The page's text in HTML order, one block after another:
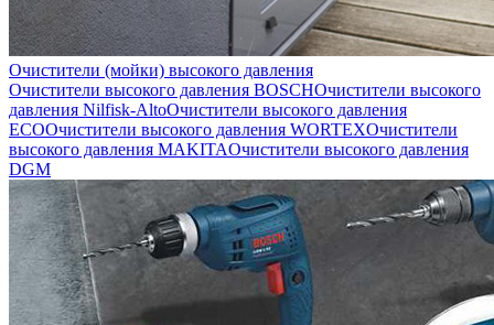
Очистители (мойки) высокого давления
Очистители высокого давления BOSCHОчистители высокого
давления Nilfisk-AltoОчистители высокого давления
ECOОчистители высокого давления WORTEXОчистители
высокого давления MAKITAОчистители высокого давления
DGM